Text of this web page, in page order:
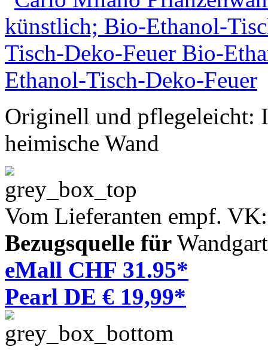
Originell und pflegeleicht:
heimische Wand
Vom Lieferanten empf.
Bezugsquelle für
eMall CHF 31.95*
Pearl DE € 19,99*